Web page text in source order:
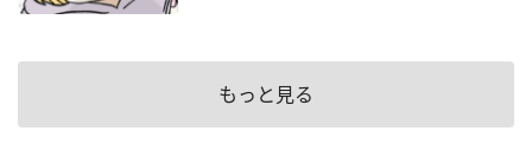
もっと見る